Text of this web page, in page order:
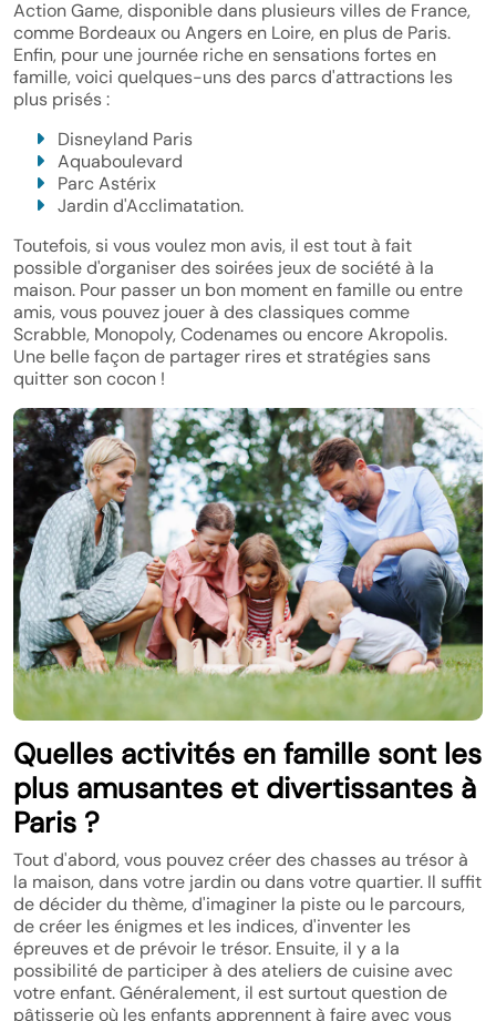
Action Game, disponible dans plusieurs villes de France,
comme Bordeaux ou Angers en Loire, en plus de Paris.
Enfin, pour une journée riche en sensations fortes en
famille, voici quelques-uns des parcs d'attractions les
plus prisés :
Disneyland Paris
Aquaboulevard
Parc Astérix
Jardin d'Acclimatation.
Toutefois, si vous voulez mon avis, il est tout à fait
possible d'organiser des soirées jeux de société à la
maison. Pour passer un bon moment en famille ou entre
amis, vous pouvez jouer à des classiques comme
Scrabble, Monopoly, Codenames ou encore Akropolis.
Une belle façon de partager rires et stratégies sans
quitter son cocon !
Quelles activités en famille sont les
plus amusantes et divertissantes à
Paris ?
Tout d'abord, vous pouvez créer des chasses au trésor à
la maison, dans votre jardin ou dans votre quartier. Il suffit
de décider du thème, d'imaginer la piste ou le parcours,
de créer les énigmes et les indices, d'inventer les
épreuves et de prévoir le trésor. Ensuite, il y a la
possibilité de participer à des ateliers de cuisine avec
votre enfant. Généralement, il est surtout question de
pâtisserie où les enfants apprennent à faire avec vous